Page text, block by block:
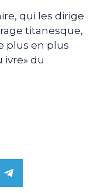
qui les dirige
titanesque,
plus en plus
ivre» du
Share
on